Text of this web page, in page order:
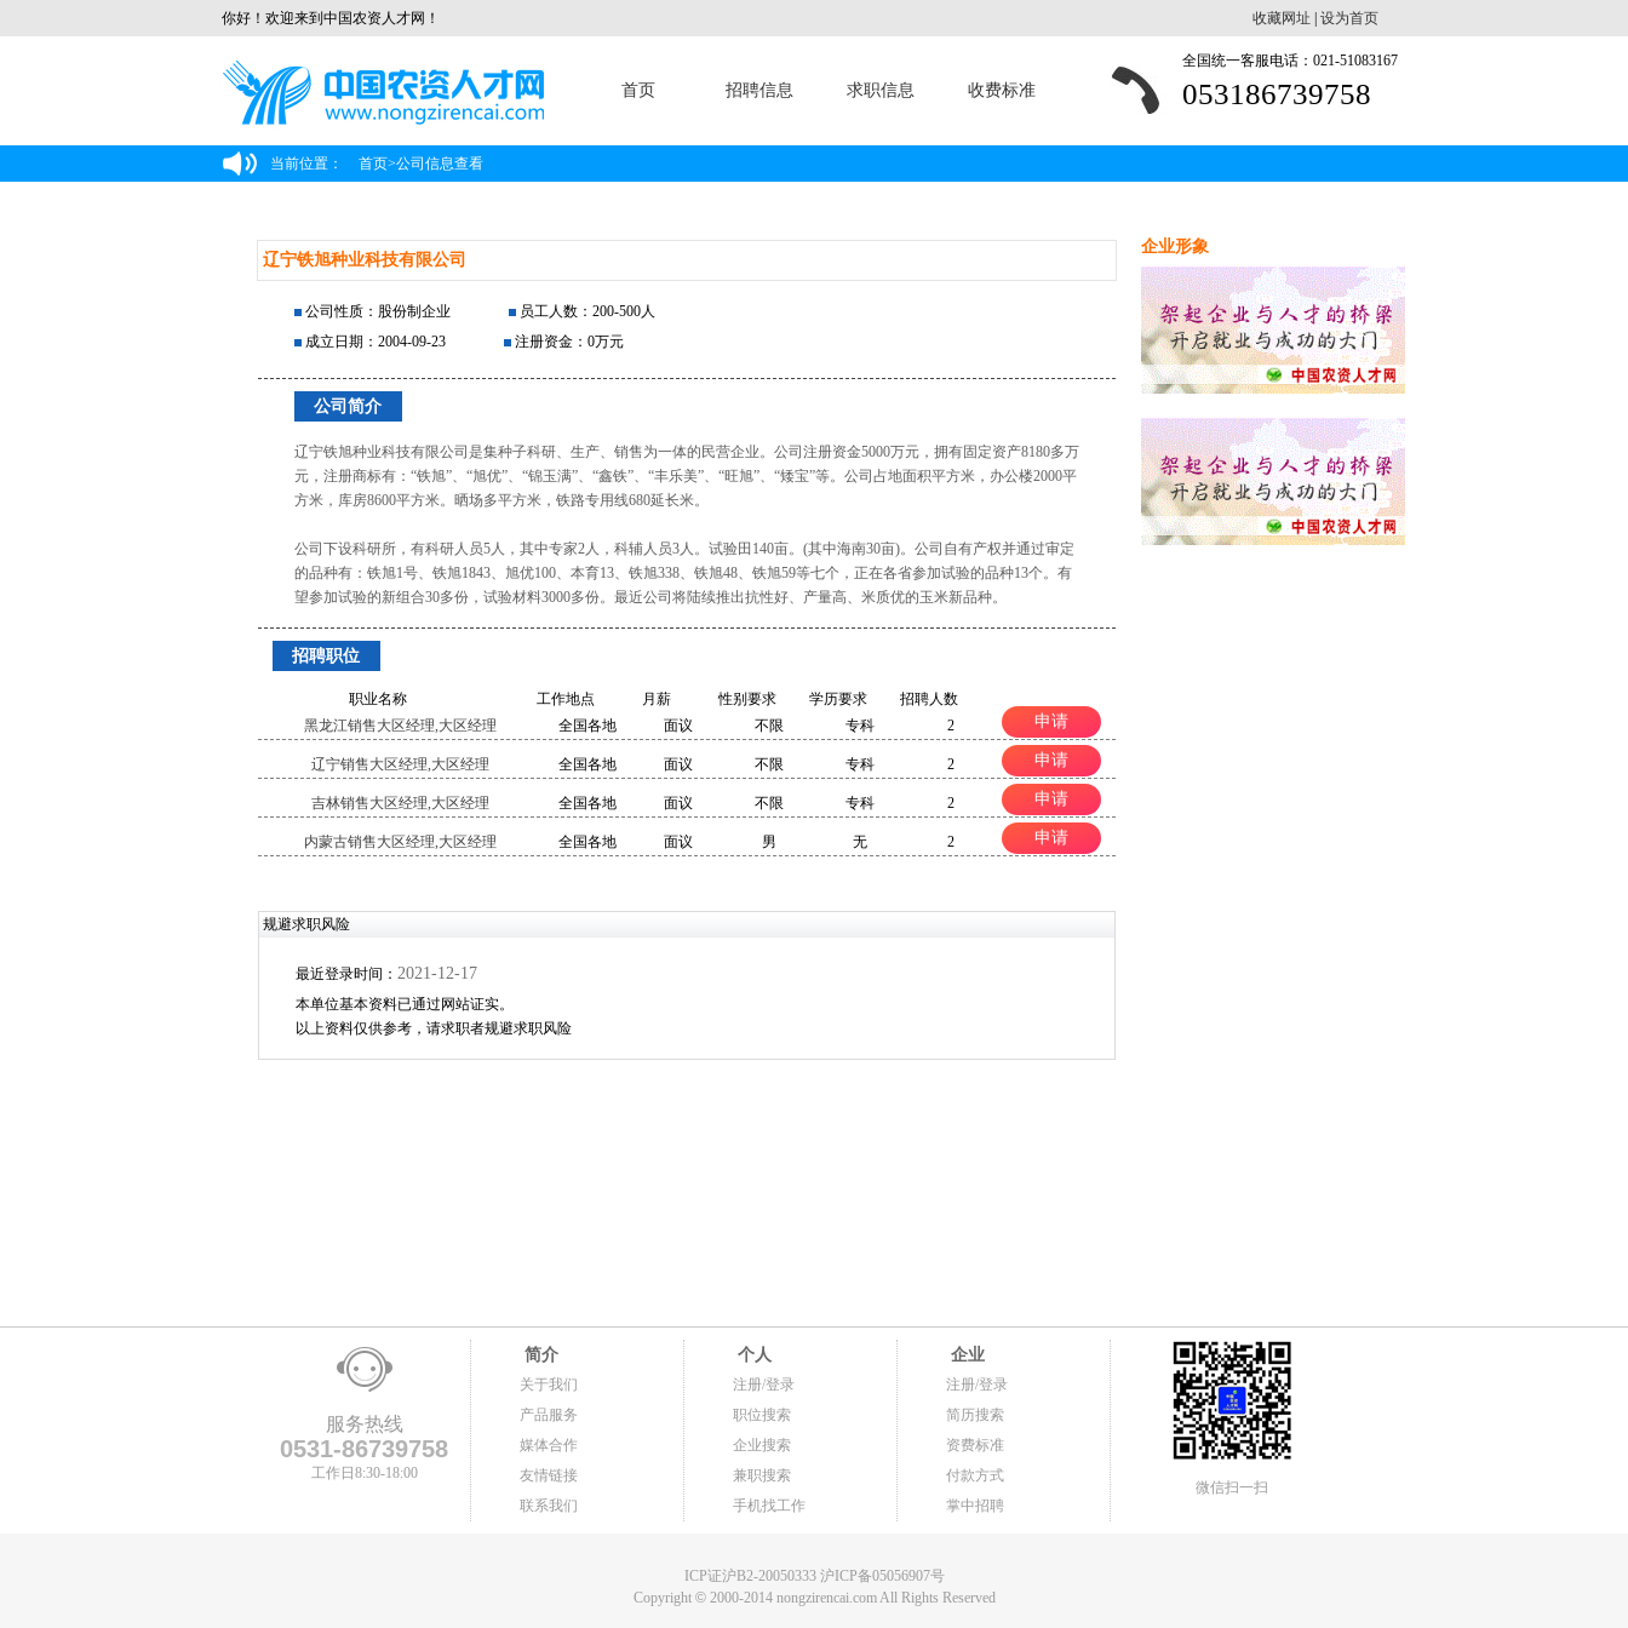
你好！欢迎来到中国农资人才网！ 收藏网址 设为首页
首页 招聘信息 求职信息 收费标准
全国统一客服电话：021-51083167
053186739758
当前位置： 首页>公司信息查看
辽宁铁旭种业科技有限公司
公司性质：股份制企业
员工人数：200-500人
成立日期：2004-09-23
注册资金：0万元
公司简介
辽宁铁旭种业科技有限公司是集种子科研、生产、销售为一体的民营企业。公司注册资金5000万元，拥有固定资产8180多万
元，注册商标有：“铁旭”、“旭优”、“锦玉满”、“鑫铁”、“丰乐美”、“旺旭”、“矮宝”等。公司占地面积平方米，办公楼2000平
方米，库房8600平方米。晒场多平方米，铁路专用线680延长米。
公司下设科研所，有科研人员5人，其中专家2人，科辅人员3人。试验田140亩。(其中海南30亩)。公司自有产权并通过审定
的品种有：铁旭1号、铁旭1843、旭优100、本育13、铁旭338、铁旭48、铁旭59等七个，正在各省参加试验的品种13个。有
望参加试验的新组合30多份，试验材料3000多份。最近公司将陆续推出抗性好、产量高、米质优的玉米新品种。
招聘职位
职业名称 工作地点 月薪 性别要求 学历要求
招聘人数
黑龙江销售大区经理,大区经理
全国各地 面议 不限 专科 2 申请
辽宁销售大区经理,大区经理 全国各地 面议 不限 专科 2 申请
吉林销售大区经理,大区经理 全国各地 面议 不限 专科 2 申请
内蒙古销售大区经理,大区经理 全国各地 面议 男 无 2 申请
规避求职风险
最近登录时间： 2021-12-17
本单位基本资料已通过网站证实。
以上资料仅供参考，请求职者规避求职风险
企业形象
服务热线
0531-86739758
工作日8:30-18:00
简介
关于我们
产品服务
媒体合作
友情链接
联系我们
个人
注册/登录
职位搜索
企业搜索
兼职搜索
手机找工作
企业
注册/登录
简历搜索
资费标准
付款方式
掌中招聘
微信扫一扫
ICP证沪B2-20050333 沪ICP备05056907号
Copyright© 2000-2014 nongzirencai.com All Rights Reserved